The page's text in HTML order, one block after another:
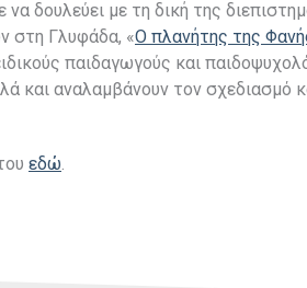
δουλεύει με τη δική της
στη Γλυφάδα, «Ο πλανήτης της
παιδαγωγούς και
και αναλαμβάνουν τον σχεδιασμό
εδώ.